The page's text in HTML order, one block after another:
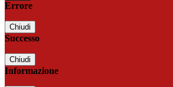
Errore
Chiudi
Successo
Chiudi
Informazione